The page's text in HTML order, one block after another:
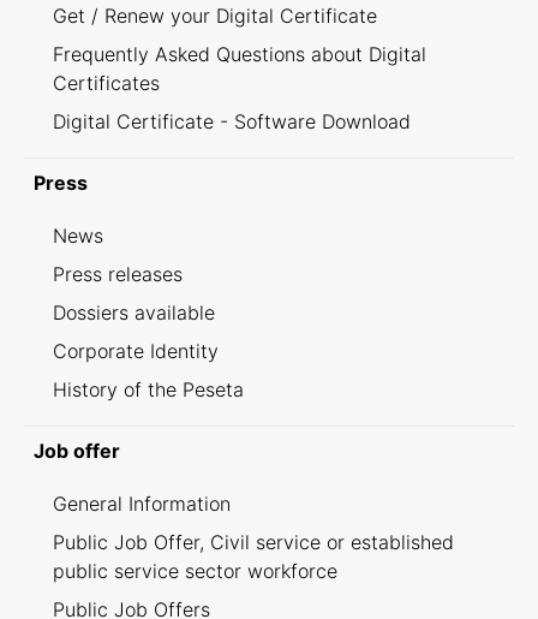
Get / Renew your Digital Certificate
Frequently Asked Questions about Digital
Certificates
Digital Certificate - Software Download
Press
News
Press releases
Dossiers available
Corporate Identity
History of the Peseta
Job offer
General Information
Public Job Offer, Civil service or established
public service sector workforce
Public Job Offers